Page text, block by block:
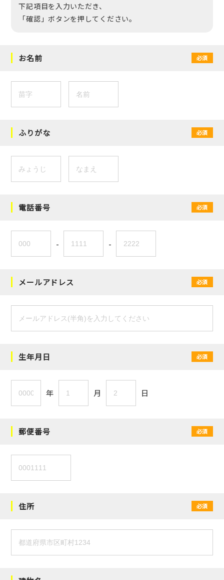
下記項目を入力いただき、
「確認」ボタンを押してください。
お名前 必須
ふりがな 必須
電話番号 必須
- -
メールアドレス 必須
生年月日 必須
年 月 日
郵便番号 必須
住所 必須